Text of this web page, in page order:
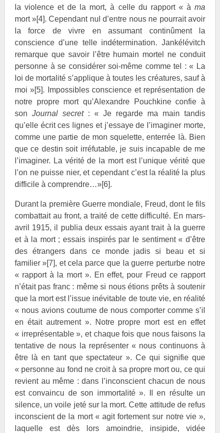
la violence et de la mort, à celle du rapport « à ma
mort »[4]. Cependant nul d’entre nous ne pourrait avoir
la force de vivre en assumant continûment la
conscience d’une telle indétermination. Jankélévitch
remarque que savoir l’être humain mortel ne conduit
personne à se considérer soi-même comme tel : « La
loi de mortalité s’applique à toutes les créatures, sauf à
moi »[5]. Impossibles conscience et représentation de
notre propre mort qu’Alexandre Pouchkine confie à
son Journal secret: « Je regarde ma main tandis
qu’elle écrit ces lignes et j’essaye de l’imaginer morte,
comme une partie de mon squelette, enterrée là. Bien
que ce destin soit irréfutable, je suis incapable de me
l’imaginer. La vérité de la mort est l’unique vérité que
l’on ne puisse nier, et cependant c’est la réalité la plus
difficile à comprendre…»[6].
Durant la première Guerre mondiale, Freud, dont le fils
combattait au front, a traité de cette difficulté. En mars-
avril 1915, il publia deux essais ayant trait à la guerre
et à la mort ; essais inspirés par le sentiment « d’être
des étrangers dans ce monde jadis si beau et si
familier »[7], et cela parce que la guerre perturbe notre
« rapport à la mort ». En effet, pour Freud ce rapport
n’était pas franc : même si nous étions prêts à soutenir
que la mort est l’issue inévitable de toute vie, en réalité
« nous avions coutume de nous comporter comme s’il
en était autrement ». Notre propre mort est en effet
« irreprésentable », et chaque fois que nous faisons la
tentative de nous la représenter « nous continuons à
être là en tant que spectateur ». Ce qui signifie que
« personne au fond ne croit à sa propre mort ou, ce qui
revient au même : dans l’inconscient chacun de nous
est convaincu de son immortalité ». Il en résulte un
silence, un voile jeté sur la mort. Cette attitude de refus
inconscient de la mort « agit fortement sur notre vie »,
laquelle est dès lors amoindrie, insipide, vidée